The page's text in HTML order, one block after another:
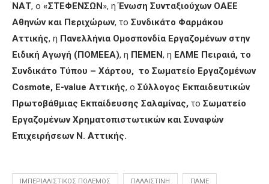
ΝΑΤ, ο «ΣΤΕΦΕΝΣΩΝ », ηΈνωση Συνταξιούχων ΟΑΕΕ
Αθηνών και Περιχώρων, το Συνδικάτο Φαρμάκου
Αττικής, η Πανελλήνια Ομοσπονδία Εργαζομένων στην
Ειδική Αγωγή (ΠΟΜΕΕΑ), η ΠΕΜΕΝ, η ΕΛΜΕ Πειραιά, το
Συνδικάτο Τύπου – Χάρτου, το Σωματείο Εργαζομένων
Cosmote, E-value Αττικής, ο Σύλλογος Εκπαιδευτικών
Πρωτοβάθμιας Εκπαίδευσης Σαλαμίνας, το Σωματείο
Εργαζομένων Χρηματοπιστωτικών και Συναφών
Επιχειρήσεων Ν. Αττικής.
ΙΜΠΕΡΙΑΛΙΣΤΙΚΌΣ ΠΌΛΕΜΟΣ ΠΑΛΑΙΣΤΊΝΗ ΠΑΜΕ